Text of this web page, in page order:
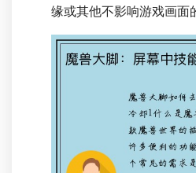
缘或其他不影响游戏画面